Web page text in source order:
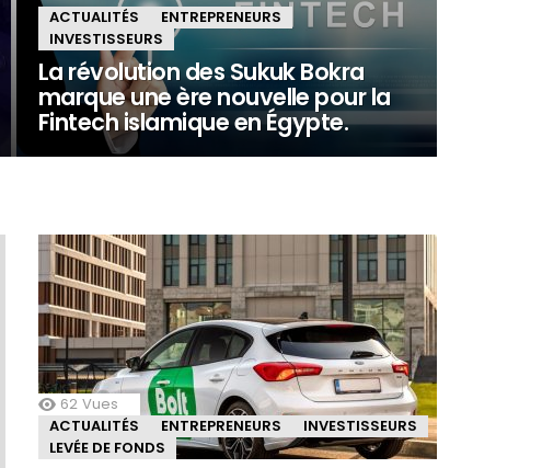
ACTUALITÉS
ENTREPRENEURS
INVESTISSEURS
La révolution des Sukuk Bokra
marque une ère nouvelle pour la
Fintech islamique en Égypte.
62 Vues
ACTUALITÉS
ENTREPRENEURS
INVESTISSEURS
LEVÉE DE FONDS